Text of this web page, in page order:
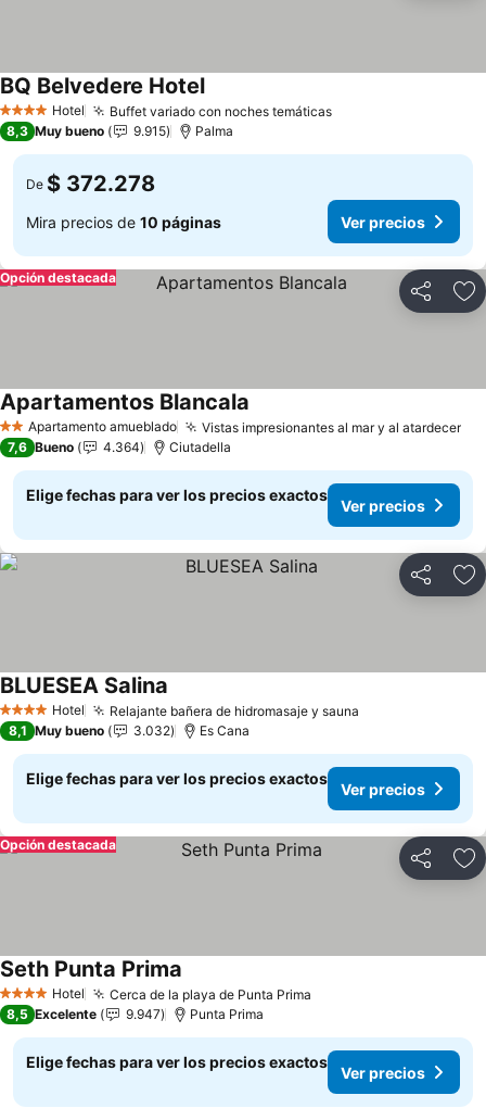
4 EstrellasHotel Buffet variado con noches temáticas
BQ Belvedere Hotel
8,3 Muy bueno 9.915 Palma
De $ 372.278
Mira precios de 10 páginas Ver precios
Compartir
Opción destacada
2 EstrellasApartamento amueblado Vistas impresionantes al mar y al atardecer
Apartamentos Blancala
7,6 Bueno 4.364 Ciutadella
Elige fechas para ver los precios exactos
Ver precios
Compartir
4 EstrellasHotel Relajante bañera de hidromasaje y sauna
BLUESEA Salina
8,1 Muy bueno 3.032 Es Cana
Elige fechas para ver los precios exactos
Ver precios
Compartir
Opción destacada
4 EstrellasHotel Cerca de la playa de Punta Prima
Seth Punta Prima
8,5 Excelente 9.947 Punta Prima
Elige fechas para ver los precios exactos
Ver precios